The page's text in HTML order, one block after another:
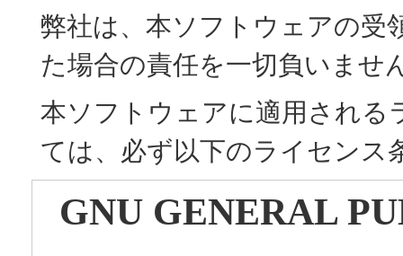
弊社は、本ソフトウェアの受
た場合の責任を一切負いませ
本ソフトウェアに適用される
ては、必ず以下のライセンス
GNU GENERAL